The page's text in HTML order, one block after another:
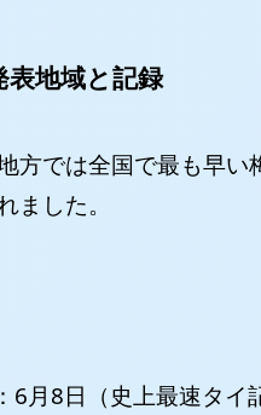
表地域と記録
方では全国で最も早い
ました。
6月8日（史上最速タイ